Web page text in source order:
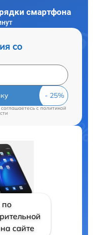
смартфона
со
cполитикой
по
сайте